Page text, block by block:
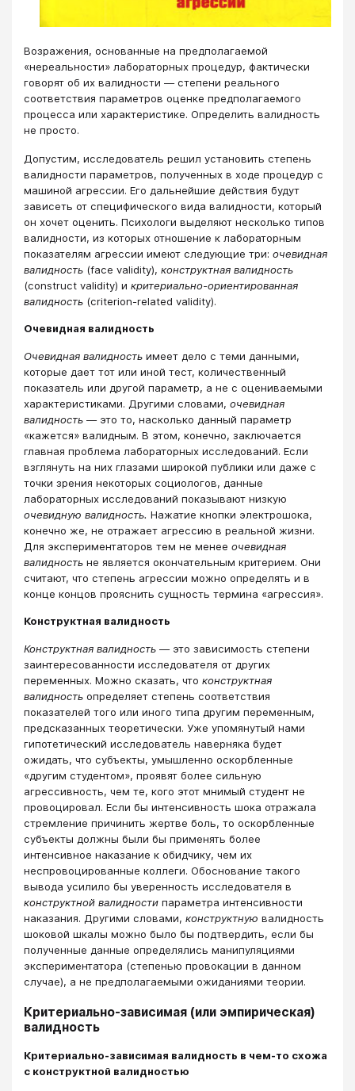
Возражения, основанные на предполагаемой
«нереальности» лабораторных процедур, фактически
говорят об их валидности — степени реального
соответствия параметров оценке предполагаемого
процесса или характеристике. Определить валидность
не просто.
Допустим, исследователь решил установить степень
валидности параметров, полученных в ходе процедур с
машиной агрессии. Его дальнейшие действия будут
зависеть от специфического вида валидности, который
он хочет оценить. Психологи выделяют несколько типов
валидности, из которых отношение к лабораторным
показателям агрессии имеют следующие три: очевидная
валидность (face validity), конструктная валидность
(construct validity) и критериально-ориентированная
валидность (criterion-related validity).
Очевидная валидность
Очевидная валидность имеет дело с теми данными,
которые дает тот или иной тест, количественный
показатель или другой параметр, а не с оцениваемыми
характеристиками. Другими словами, очевидная
валидность — это то, насколько данный параметр
«кажется» валидным. В этом, конечно, заключается
главная проблема лабораторных исследований. Если
взглянуть на них глазами широкой публики или даже с
точки зрения некоторых социологов, данные
лабораторных исследований показывают низкую
очевидную валидность. Нажатие кнопки электрошока,
конечно же, не отражает агрессию в реальной жизни.
Для экспериментаторов тем не менее очевидная
валидность не является окончательным критерием. Они
считают, что степень агрессии можно определять и в
конце концов прояснить сущность термина «агрессия».
Конструктная валидность
Конструктная валидность — это зависимость степени
заинтересованности исследователя от других
переменных. Можно сказать, что конструктная
валидность определяет степень соответствия
показателей того или иного типа другим переменным,
предсказанных теоретически. Уже упомянутый нами
гипотетический исследователь наверняка будет
ожидать, что субъекты, умышленно оскорбленные
«другим студентом», проявят более сильную
агрессивность, чем те, кого этот мнимый студент не
провоцировал. Если бы интенсивность шока отражала
стремление причинить жертве боль, то оскорбленные
субъекты должны были бы применять более
интенсивное наказание к обидчику, чем их
неспровоцированные коллеги. Обоснование такого
вывода усилило бы уверенность исследователя в
конструктной валидности параметра интенсивности
наказания. Другими словами, конструктную валидность
шоковой шкалы можно было бы подтвердить, если бы
полученные данные определялись манипуляциями
экспериментатора (степенью провокации в данном
случае), а не предполагаемыми ожиданиями теории.
Критериально-зависимая (или эмпирическая)
валидность
Критериально-зависимая валидность в чем-то схожа
с конструктной валидностью